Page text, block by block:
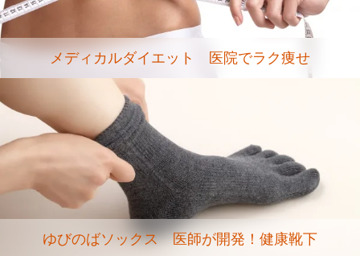
メディカルダイエット 医院でラク痩せ
ゆびのばソックス 医師が開発！健康靴下